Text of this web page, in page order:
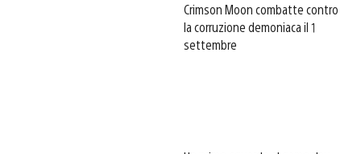
Crimson Moon combatte contro
la corruzione demoniaca il 1
settembre